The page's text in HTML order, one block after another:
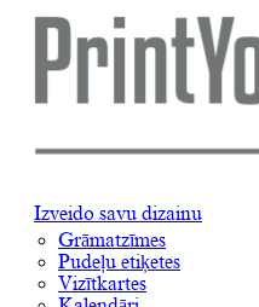
Izveido savu dizainu
Grāmatzīmes
Pudeļu etiķetes
Vizītkartes